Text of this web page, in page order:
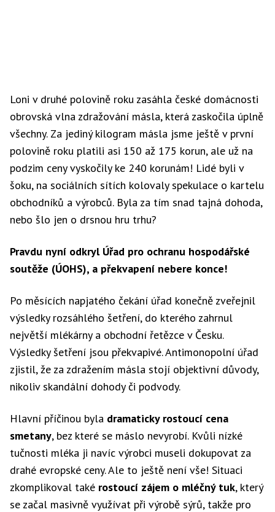
Loni v druhé polovině roku zasáhla české domácnosti
obrovská vlna zdražování másla, která zaskočila úplně
všechny. Za jediný kilogram másla jsme ještě v první
polovině roku platili asi 150 až 175 korun, ale už na
podzim ceny vyskočily ke 240 korunám! Lidé byli v
šoku, na sociálních sítích kolovaly spekulace o kartelu
obchodníků a výrobců. Byla za tím snad tajná dohoda,
nebo šlo jen o drsnou hru trhu?
Pravdu nyní odkryl Úřad pro ochranu hospodářské
soutěže (ÚOHS), a překvapení nebere konce!
Po měsících napjatého čekání úřad konečně zveřejnil
výsledky rozsáhlého šetření, do kterého zahrnul
největší mlékárny a obchodní řetězce v Česku.
Výsledky šetření jsou překvapivé. Antimonopolní úřad
zjistil, že za zdražením másla stojí objektivní důvody,
nikoliv skandální dohody či podvody.
Hlavní příčinou byla dramaticky rostoucí cena
smetany, bez které se máslo nevyrobí. Kvůli nízké
tučnosti mléka ji navíc výrobci museli dokupovat za
drahé evropské ceny. Ale to ještě není vše! Situaci
zkomplikoval také rostoucí zájem o mléčný tuk, který
se začal masivně využívat při výrobě sýrů, takže pro